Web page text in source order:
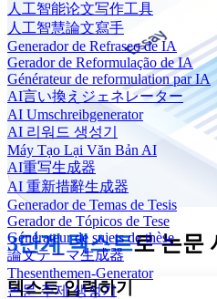
人工智能论文写作工具
人工智慧論文寫手
Generador de Refraseo de IA
Gerador de Reformulação de IA
Générateur de reformulation par IA
AI言い換えジェネレーター
AI Umschreibgenerator
AI 리워드 생성기
Máy Tạo Lại Văn Bản AI
AI重写生成器
AI 重新措辭生成器
Generador de Temas de Tesis
Gerador de Tópicos de Tese
Générateur de sujets de thèse
論文テーマ生成器
Thesenthemen-Generator
논문 주제 생성기
3단계 텍스트로 논문
텍스트 입력하기